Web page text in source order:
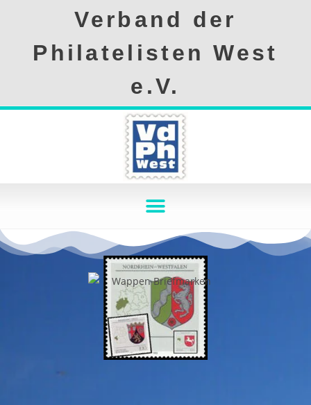
Verband der
Philatelisten West
e.V.